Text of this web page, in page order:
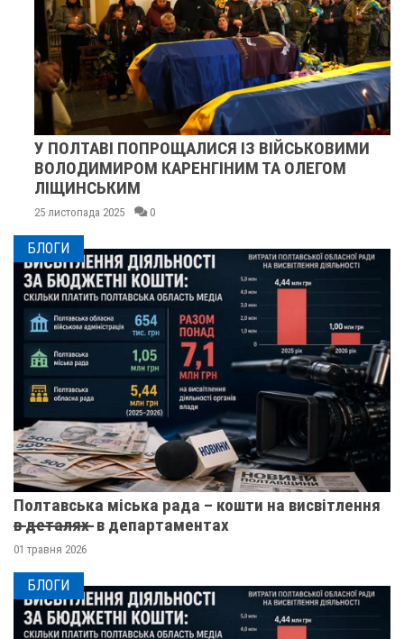
У ПОЛТАВІ ПОПРОЩАЛИСЯ ІЗ ВІЙСЬКОВИМИ
ВОЛОДИМИРОМ КАРЕНГІНИМ ТА ОЛЕГОМ
ЛІЩИНСЬКИМ
25 листопада 2025
БЛОГИ
Полтавська міська рада – кошти на висвітлення
в̶ ̶д̶е̶т̶а̶л̶я̶х̶ ̶ в департаментах
01 травня 2026
БЛОГИ